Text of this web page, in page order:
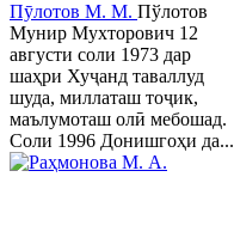
Пӯлотов М. М. Пўлотов
Мунир Мухторович 12
августи соли 1973 дар
шаҳри Хуҷанд таваллуд
шуда, миллаташ тоҷик,
маълумоташ олӣ мебошад.
Соли 1996 Донишгоҳи да...